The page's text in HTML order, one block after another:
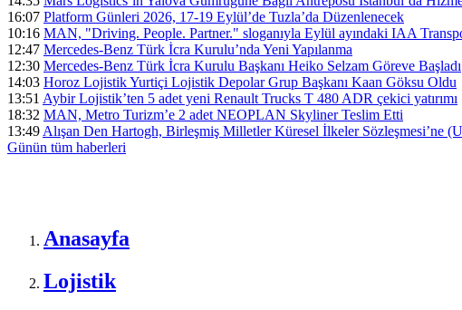
16:07 Platform Günleri 2026, 17-19 Eylül’de Tuzla’da Düzenlenecek
10:16 MAN, "Driving. People. Partner." sloganıyla Eylül ayındaki IAA
12:47 Mercedes-Benz Türk İcra Kurulu’nda Yeni Yapılanma
12:30 Mercedes-Benz Türk İcra Kurulu Başkanı Heiko Selzam Göreve Başladı
14:03 Horoz Lojistik Yurtiçi Lojistik Depolar Grup Başkanı Kaan Göksu Oldu
13:51 Aybir Lojistik’ten 5 adet yeni Renault Trucks T 480 ADR çekici yatırımı
18:32 MAN, Metro Turizm’e 2 adet NEOPLAN Skyliner Teslim Etti
13:49 Alışan Den Hartogh, Birleşmiş Milletler Küresel İlkeler Sözleşmesi’ne
Günün tüm haberleri
Anasayfa
Lojistik